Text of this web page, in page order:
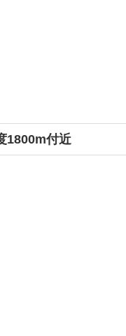
1800m付近